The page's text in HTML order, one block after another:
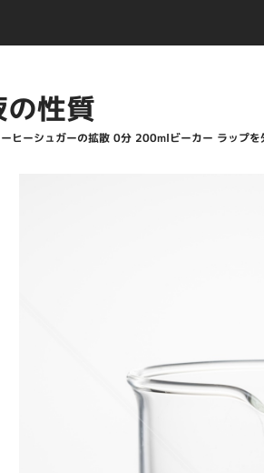
性質
ーヒーシュガーの拡散 0分 200mlビーカー ラッ